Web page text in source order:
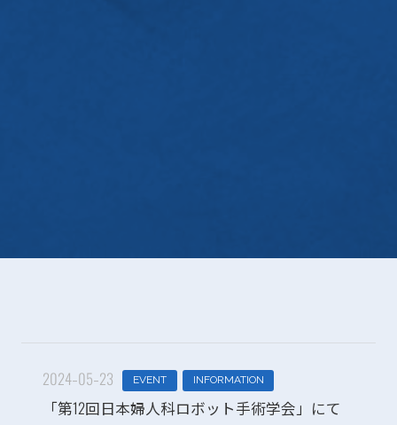
2024-05-23 EVENT INFORMATION
「第12回日本婦人科ロボット手術学会」にて